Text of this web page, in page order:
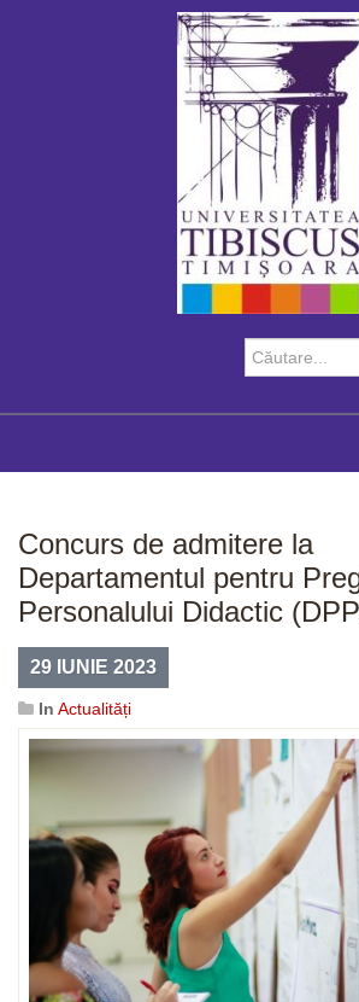
Concurs de admitere la
Departamentul pentru
Personalului Didactic
29 IUNIE 2023
In Actualități